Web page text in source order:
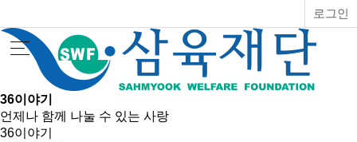
로그인
36이야기
언제나 함께 나눌 수 있는 사랑
36이야기